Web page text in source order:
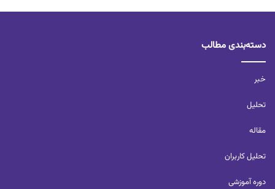
دسته‌بندی مطالب
خبر
تحلیل‌
مقاله
تحلیل کاربران‌
دوره آموزشی